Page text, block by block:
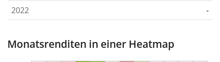
2022
-
Monatsrenditen in einer Heatmap